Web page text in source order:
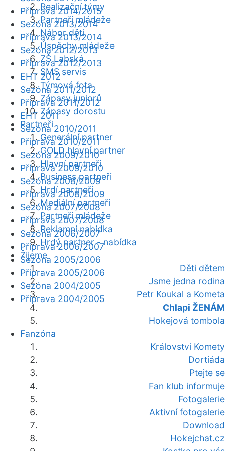
Realizační týmy
Partneři mládeže
Nábor dětí
Úspěchy mládeže
ZŠ Labská
SMS servis
Týmová fota
Zápasy juniorů
Zápasy dorostu
Partneři
Generální partner
GOLD hlavní partner
Hlavní partneři
Business partneři
Hrdí partneři
Mediální partneři
Partneři mládeže
Reklamní nabídka
Hrdý partner - nabídka
Žijeme
Děti dětem
Jsme jedna rodina
Petr Koukal a Kometa
Chlapi ŽENÁM
Hokejová tombola
Fanzóna
Království Komety
Dortiáda
Ptejte se
Fan klub informuje
Fotogalerie
Aktivní fotogalerie
Download
Hokejchat.cz
Příprava 2014/2015
Sezóna 2013/2014
Příprava 2013/2014
Sezóna 2012/2013
Příprava 2012/2013
EHT 2012
Sezóna 2011/2012
Příprava 2011/2012
EHT 2011
Sezóna 2010/2011
Příprava 2010/2011
Sezóna 2009/2010
Příprava 2009/2010
Sezóna 2008/2009
Příprava 2008/2009
Sezóna 2007/2008
Příprava 2007/2008
Sezóna 2006/2007
Příprava 2006/2007
Sezóna 2005/2006
Příprava 2005/2006
Sezóna 2004/2005
Příprava 2004/2005